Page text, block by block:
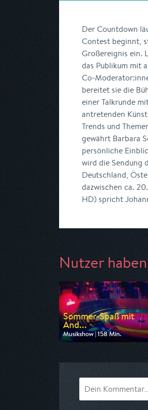
Der Countdown
Contest beginnt,
Großereignis ein.
das Publikum mit
Co-
bereitet sie die
einer Talkrunde
antretenden
Trends und
gewährt Barbara
persönliche
wird die Sendung
Deutschland,
dazwischen ca.
HD) spricht
Nutzer
Sommer-Spaß mit
And...
Musikshow | 158 Min.
Ausgestrahlt von MDR